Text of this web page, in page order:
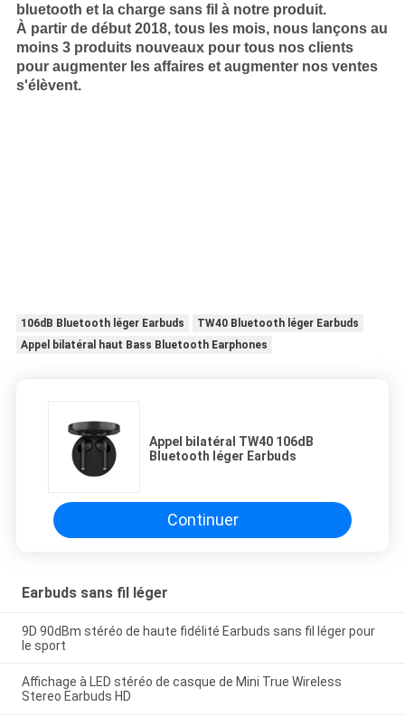
bluetooth et la charge sans fil à notre produit.
À partir de début 2018, tous les mois, nous lançons au
moins 3 produits nouveaux pour tous nos clients
pour augmenter les affaires et augmenter nos ventes
s'élèvent.
106dB Bluetooth léger Earbuds
TW40 Bluetooth léger Earbuds
Appel bilatéral haut Bass Bluetooth Earphones
Appel bilatéral TW40 106dB
Bluetooth léger Earbuds
Continuer
Earbuds sans fil léger
9D 90dBm stéréo de haute fidélité Earbuds sans fil léger pour
le sport
Affichage à LED stéréo de casque de Mini True Wireless
Stereo Earbuds HD